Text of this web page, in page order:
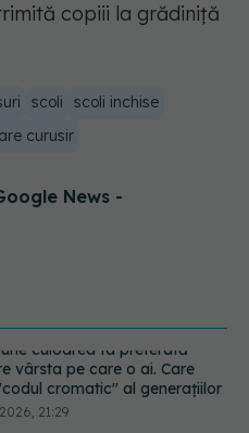
copiii la grădiniţă
scoli
scoli inchise
curusir
News -
Cancerele care pot fi
Dr. Sorin Bogdan
Au metode de